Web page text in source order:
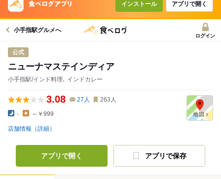
インストール アプリで開く
小手指駅グルメへ
ログイン
公式
ニューナマステインディア
小手指駅/インド料理､ インドカレー
3.08 27 人 263 人
- ～￥999
店舗情報（詳細）
アプリで開く アプリで保存